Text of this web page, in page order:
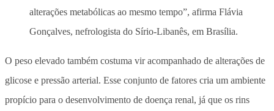
alterações metabólicas ao mesmo tempo”, afirma Flávia
Gonçalves, nefrologista do Sírio-Libanês, em Brasília.
O peso elevado também costuma vir acompanhado de alterações de
glicose e pressão arterial. Esse conjunto de fatores cria um ambiente
propício para o desenvolvimento de doença renal, já que os rins